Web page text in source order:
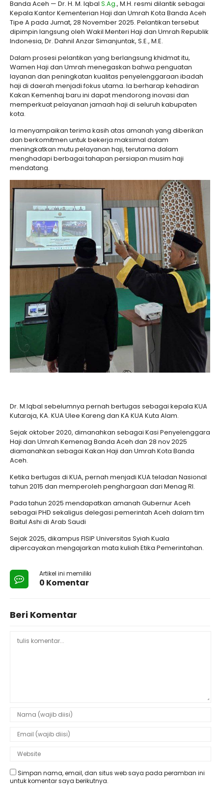
Banda Aceh — Dr. H. M. Iqbal S.Ag., M.H. resmi dilantik sebagai
Kepala Kantor Kementerian Haji dan Umrah Kota Banda Aceh
Tipe A pada Jumat, 28 November 2025. Pelantikan tersebut
dipimpin langsung oleh Wakil Menteri Haji dan Umrah Republik
Indonesia, Dr. Dahnil Anzar Simanjuntak, S.E., M.E.
Dalam prosesi pelantikan yang berlangsung khidmat itu,
Wamen Haji dan Umrah menegaskan bahwa penguatan
layanan dan peningkatan kualitas penyelenggaraan ibadah
haji di daerah menjadi fokus utama. Ia berharap kehadiran
Kakan Kemenhaj baru ini dapat mendorong inovasi dan
memperkuat pelayanan jamaah haji di seluruh kabupaten
kota.
Ia menyampaikan terima kasih atas amanah yang diberikan
dan berkomitmen untuk bekerja maksimal dalam
meningkatkan mutu pelayanan haji, terutama dalam
menghadapi berbagai tahapan persiapan musim haji
mendatang.
Dr. M.Iqbal sebelumnya pernah bertugas sebagai kepala KUA
Kutaraja, KA. KUA Ulee Kareng dan KA KUA Kuta Alam.
Sejak oktober 2020, dimanahkan sebagai Kasi Penyelenggara
Haji dan Umrah Kemenag Banda Aceh dan 28 nov 2025
diamanahkan sebagai Kakan Haji dan Umrah Kota Banda
Aceh.
Ketika bertugas di KUA, pernah menjadi KUA teladan Nasional
tahun 2015 dan memperoleh penghargaan dari Menag RI.
Pada tahun 2025 mendapatkan amanah Gubernur Aceh
sebagai PHD sekaligus delegasi pemerintah Aceh dalam tim
Baitul Ashi di Arab Saudi
Sejak 2025, dikampus FISIP Universitas Syiah Kuala
dipercayakan mengajarkan mata kuliah Etika Pemerintahan.
Artikel ini memiliki
0 Komentar
Beri Komentar
Simpan nama, email, dan situs web saya pada peramban ini
untuk komentar saya berikutnya.